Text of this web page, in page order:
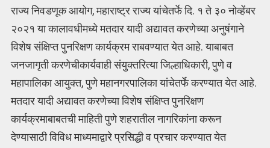
राज्य निवडणूक आयोग, महाराष्ट्र राज्य यांचेतर्फे दि. १ ते ३० नोव्हेंबर
२०२१ या कालावधीमध्ये मतदार यादी अद्यावत करणेच्या अनुषंगाने
विशेष संक्षिप्त पुनरिक्षण कार्यक्रम राबवण्यात येत आहे. याबाबत
जनजागृती करणेचीकार्यवाही संयुक्तरित्या जिल्हाधिकारी, पुणे व
महापालिका आयुक्त, पुणे महानगरपालिका यांचेतर्फे करण्यात येत आहे.
मतदार यादी अद्यावत करणेच्या विशेष संक्षिप्त पुनरिक्षण
कार्यक्रमाबाबतची माहिती पुणे शहरातील नागरिकांना करून
देण्यासाठी विविध माध्यमाद्वारे प्रसिद्धी व प्रचार करण्यात येत